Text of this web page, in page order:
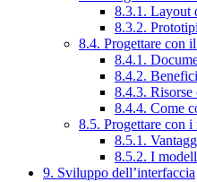
8.3.1. Layout
8.3.2.
8.4. Progettare con
8.4.1.
8.4.2.
8.4.3. Risorse
8.4.4. Come
8.5. Progettare con
8.5.1.
8.5.2. I
9. Sviluppo dell’interfaccia